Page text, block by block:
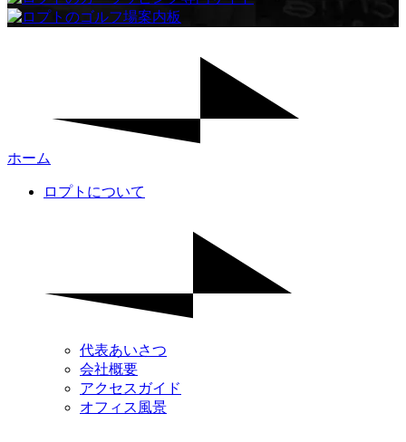
ホーム
ロプトについて
代表あいさつ
会社概要
アクセスガイド
オフィス風景